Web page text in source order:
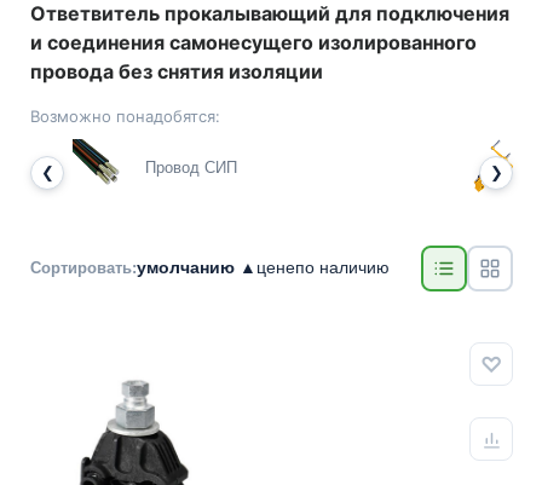
Ответвитель прокалывающий для подключения
и соединения самонесущего изолированного
провода без снятия изоляции
Возможно понадобятся:
❮ Провод СИП ❯
Сортировать:умолчанию ▲ ценепо наличию